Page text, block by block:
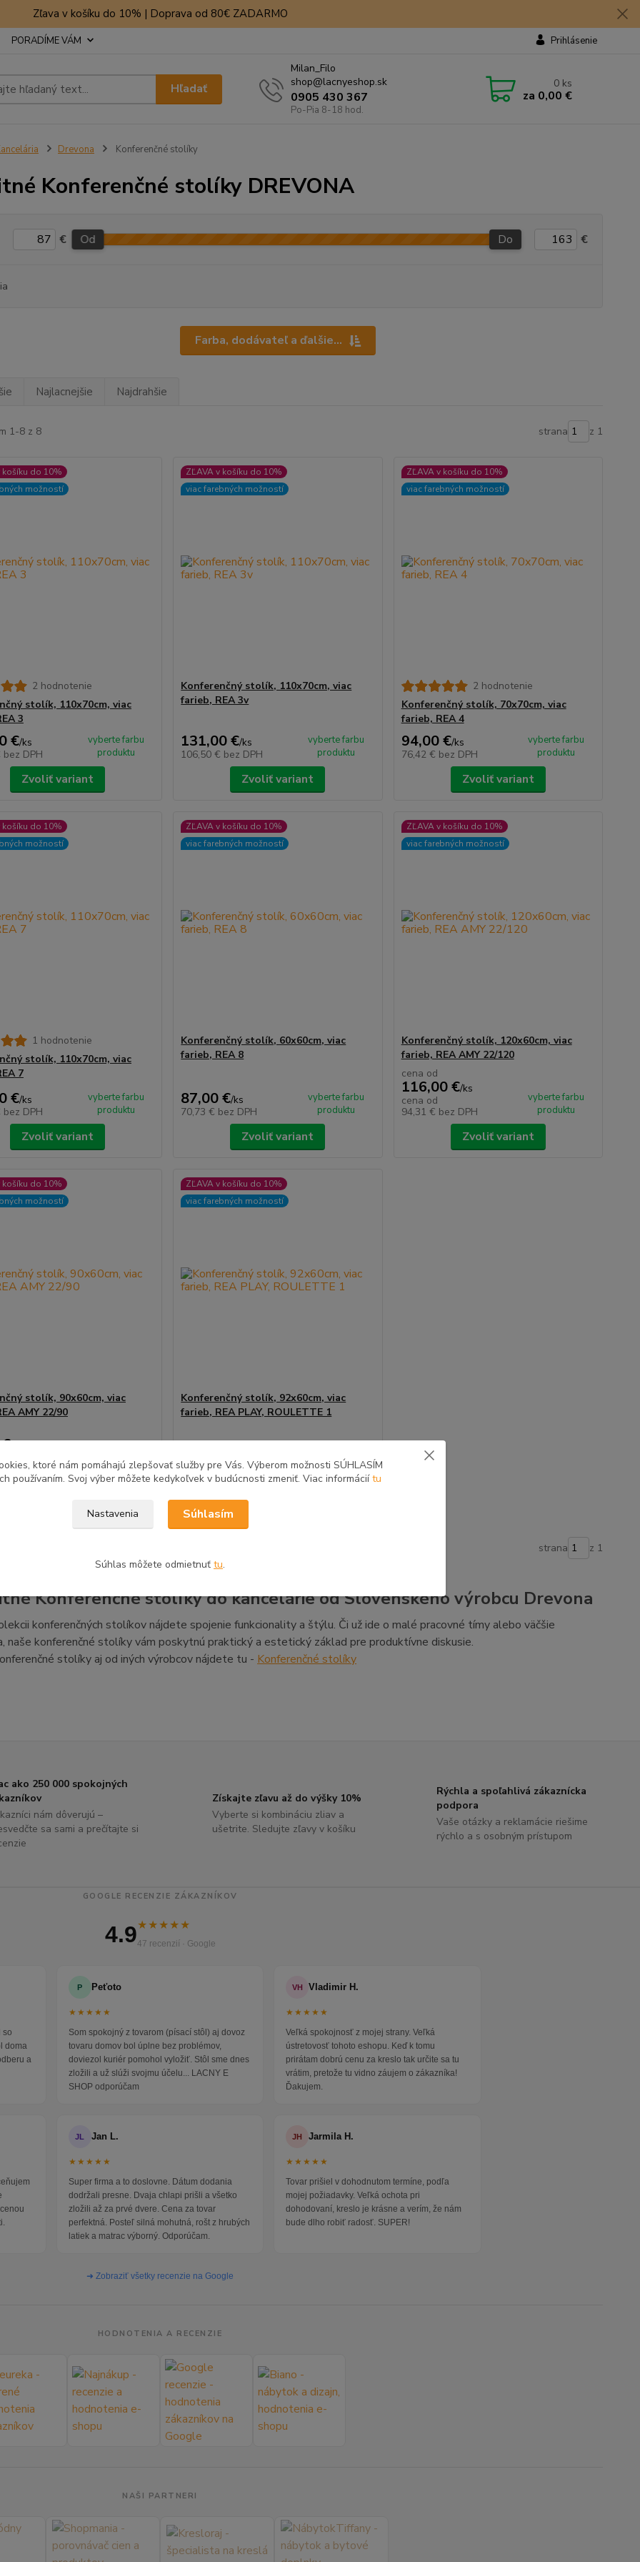
Zľava v košíku do 10% | Doprava od 80€ ZADARMO
PORADÍME VÁM Prihlásenie
Hľadať
Milan_Filo
shop@lacnyeshop.sk
0905 430 367
Po-Pia 8-18 hod.
0 ks
za 0,00 €
Drevona Konferenčné stolíky
Konferenčné stolíky DREVONA
Farba, dodávateľ a ďalšie...
€ Od Do €
Najlacnejšie Najdrahšie
1-8 z 8 strana z 1
košíku do 10%
možností
2 hodnotenie
stolík, 110x70cm, viac
3
€/ks
bez DPH
vyberte farbu
produktu
Zvoliť variant
ZĽAVA v košíku do 10%
viac farebných možností
Konferenčný stolík, 110x70cm, viac
farieb, REA 3v
131,00 €/ks
106,50 € bez DPH
vyberte farbu
produktu
Zvoliť variant
ZĽAVA v košíku do 10%
viac farebných možností
2 hodnotenie
Konferenčný stolík, 70x70cm, viac
farieb, REA 4
94,00 €/ks
76,42 € bez DPH
vyberte farbu
produktu
Zvoliť variant
košíku do 10%
možností
1 hodnotenie
stolík, 110x70cm, viac
7
€/ks
bez DPH
vyberte farbu
produktu
Zvoliť variant
ZĽAVA v košíku do 10%
viac farebných možností
Konferenčný stolík, 60x60cm, viac
farieb, REA 8
87,00 €/ks
70,73 € bez DPH
vyberte farbu
produktu
Zvoliť variant
ZĽAVA v košíku do 10%
viac farebných možností
Konferenčný stolík, 120x60cm, viac
farieb, REA AMY 22/120
cena od
116,00 €/ks
cena od
94,31 € bez DPH
vyberte farbu
produktu
Zvoliť variant
košíku do 10%
možností
stolík, 90x60cm, viac
AMY 22/90
DPH
produktu
ZĽAVA v košíku do 10%
viac farebných možností
Konferenčný stolík, 92x60cm, viac
farieb, REA PLAY, ROULETTE 1
101,00 €
82,11 €bez DPH
produktu
strana z 1
Konferenčné stolíky do kancelárie od Slovenského výrobcu Drevona
konferenčných stolíkov nájdete spojenie funkcionality a štýlu. Či už ide o malé pracovné tímy alebo väčšie
naše konferenčné stolíky vám poskytnú praktický a estetický základ pre produktívne diskusie.
stolíky aj od iných výrobcov nájdete tu - Konferenčné stolíky
ako 250 000 spokojných
nám dôverujú –
sa sami a prečítajte si
Získajte zľavu až do výšky 10%
Vyberte si kombináciu zliav a
ušetrite. Sledujte zľavy v košíku
Rýchla a spoľahlivá zákaznícka
podpora
Vaše otázky a reklamácie riešime
rýchlo a s osobným prístupom
GOOGLE RECENZIE ZÁKAZNÍKOV
4.9★★★★★
47 recenzií · Google
so
doma
a
P Peťoto
★★★★★
Som spokojný z tovarom (písací stôl) aj dovoz
tovaru domov bol úplne bez problémov,
doviezol kuriér pomohol vyložiť. Stôl sme dnes
zložili a už slúži svojmu účelu... LACNY E
SHOP odporúčam
VH Vladimir H.
★★★★★
Veľká spokojnosť z mojej strany. Veľká
ústretovosť tohoto eshopu. Keď k tomu
prirátam dobrú cenu za kreslo tak určite sa tu
vrátim, pretože tu vidno záujem o zákazníka!
Ďakujem.
JL Jan L.
★★★★★
Super firma a to doslovne. Dátum dodania
dodržali presne. Dvaja chlapi prišli a všetko
zložili až za prvé dvere. Cena za tovar
perfektná. Posteľ silná mohutná, rošt z hrubých
latiek a matrac výborný. Odporúčam.
JH Jarmila H.
★★★★★
Tovar prišiel v dohodnutom termíne, podľa
mojej požiadavky. Veľká ochota pri
dohodovaní, kreslo je krásne a verím, že nám
bude dlho robiť radosť. SUPER!
➜ Zobraziť všetky recenzie na Google
HODNOTENIA A RECENZIE
NAŠI PARTNERI
ktoré nám pomáhajú zlepšovať služby pre Vás. Výberom možnosti SÚHLASÍM
používaním. Svoj výber môžete kedykoľvek v budúcnosti zmeniť. Viac informáciítu
Nastavenia Súhlasím
Súhlas môžete odmietnuť tu.